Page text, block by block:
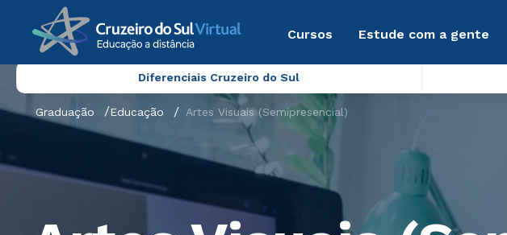
Cursos Estude com a gente
Diferenciais Cruzeiro do Sul
Graduação Educação Artes Visuais (Semipresencial)